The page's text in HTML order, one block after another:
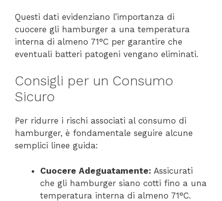
Questi dati evidenziano l’importanza di
cuocere gli hamburger a una temperatura
interna di almeno 71°C per garantire che
eventuali batteri patogeni vengano eliminati.
Consigli per un Consumo
Sicuro
Per ridurre i rischi associati al consumo di
hamburger, è fondamentale seguire alcune
semplici linee guida:
Cuocere Adeguatamente: Assicurati
che gli hamburger siano cotti fino a una
temperatura interna di almeno 71°C.